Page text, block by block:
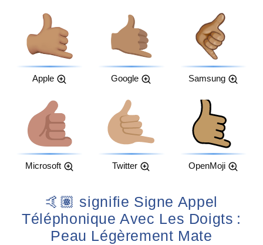
Apple Google Samsung
Microsoft Twitter OpenMoji
🤙🏽 signifie Signe Appel
Téléphonique Avec Les Doigts :
Peau Légèrement Mate